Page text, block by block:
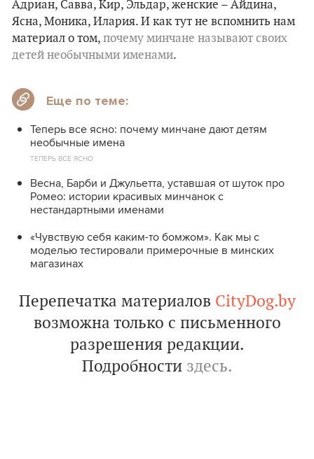
Адриан, Савва, Кир, Эльдар, женские – Айдина,
Ясна, Моника, Илария. И как тут не вспомнить нам
материал о том, почему минчане называют своих
детей необычными именами.
Еще по теме:
Теперь все ясно: почему минчане дают детям
необычные имена
ТЕПЕРЬ ВСЕ ЯСНО
Весна, Барби и Джульетта, уставшая от шуток про
Ромео: истории красивых минчанок с
нестандартными именами
«Чувствую себя каким-то бомжом». Как мы с
моделью тестировали примерочные в минских
магазинах
Перепечатка материалов CityDog.by
возможна только с письменного
разрешения редакции.
Подробности здесь.